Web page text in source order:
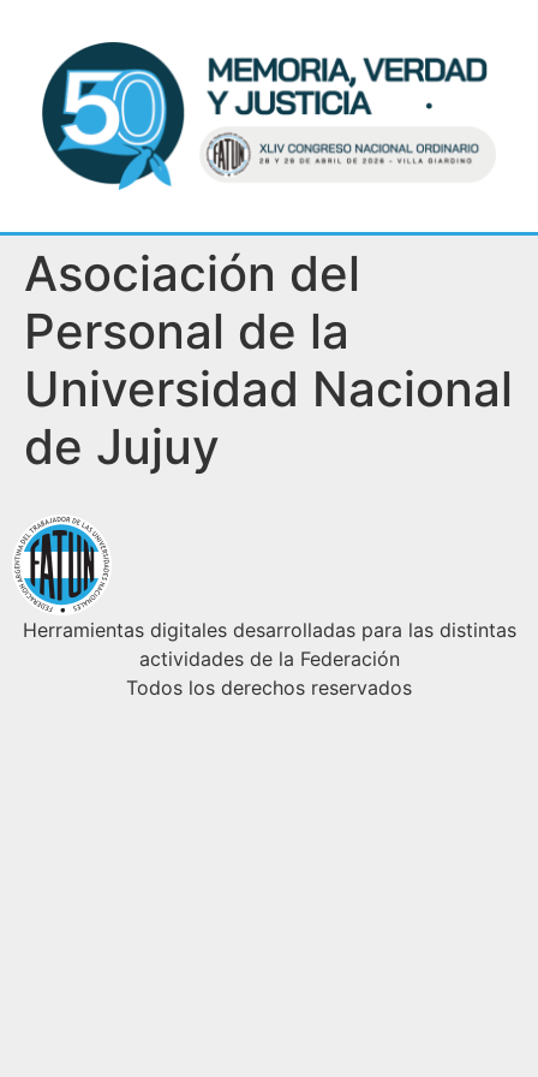
Asociación del
Personal de la
Universidad Nacional
de Jujuy
Herramientas digitales desarrolladas para las distintas
actividades de la Federación
Todos los derechos reservados